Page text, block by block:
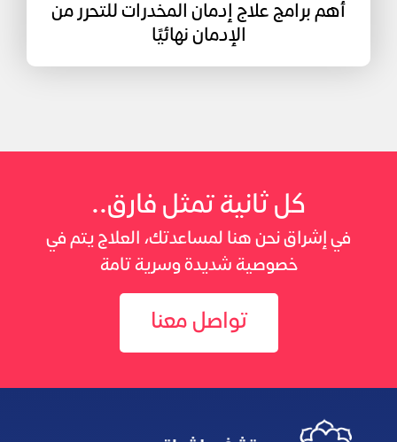
أهم برامج علاج إدمان المخدرات للتحرر من
الإدمان نهائيًا
كل ثانية تمثل فارق..
في إشراق نحن هنا لمساعدتك، العلاج يتم في
خصوصية شديدة وسرية تامة
تواصل معنا